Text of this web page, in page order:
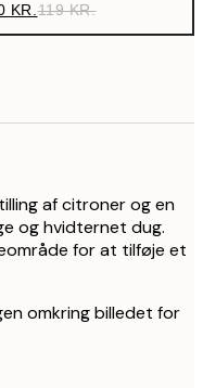
KR.119 KR.
af citroner og en
og hvidternet dug.
for at tilføje et
omkring billedet for